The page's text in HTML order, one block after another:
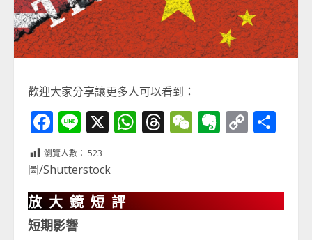
歡迎大家分享讓更多人可以看到：
Facebook
Line
X WhatsApp
Threads
WeChat
Evernote
Copy
瀏覽人數： 523
圖/Shutterstock
放大鏡短評
短期影響